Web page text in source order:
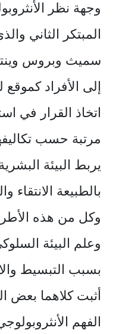
وجهة نظر
المبتكر الثاني
سميث وبروس
إلى الأفراد
اتخاذ القرار في
مرتبة حسب
يربط البيئة
بالطبيعة الانتقاء
وكل من هذه الأطر
وعلم البيئة
بسبب التبسيط
أثبت كلاهما بعض
الفهم